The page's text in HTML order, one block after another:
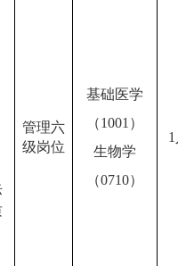
管理六
级岗位
基础医学
（1001）
生物学
（0710）
1